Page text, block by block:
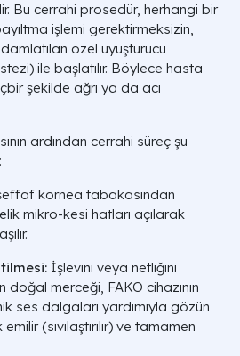
Bu cerrahi prosedür, herhangi bir
işlemi gerektirmeksizin,
özel uyuşturucu
ile başlatılır. Böylece hasta
şekilde ağrı ya da acı
ardından cerrahi süreç şu
kornea tabakasından
mikro-kesi hatları açılarak
İşlevini veya netliğini
doğal merceği, FAKO cihazının
ses dalgaları yardımıyla gözün
(sıvılaştırılır) ve tamamen